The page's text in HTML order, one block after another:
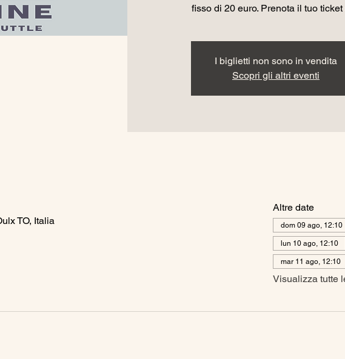
fisso di 20 euro. Prenota il tuo ticket
I biglietti non sono in vendita
Scopri gli altri eventi
TO, Italia
Altre date
dom 09 ago, 12:10
lun 10 ago, 12:10
mar 11 ago, 12:10
Visualizza tutte